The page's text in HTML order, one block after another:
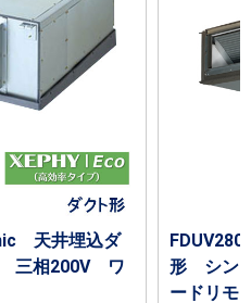
天井埋込ダ
三相200V ワ
形 シン
ードリモ